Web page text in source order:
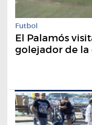
Futbol
El Palamós
golejador de la